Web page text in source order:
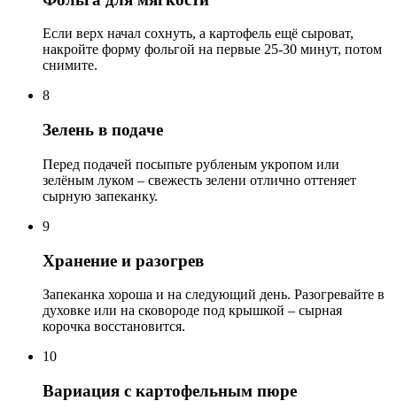
Если верх начал сохнуть, а картофель ещё сыроват,
накройте форму фольгой на первые 25-30 минут, потом
снимите.
8
Зелень в подаче
Перед подачей посыпьте рубленым укропом или
зелёным луком – свежесть зелени отлично оттеняет
сырную запеканку.
9
Хранение и разогрев
Запеканка хороша и на следующий день. Разогревайте в
духовке или на сковороде под крышкой – сырная
корочка восстановится.
10
Вариация с картофельным пюре